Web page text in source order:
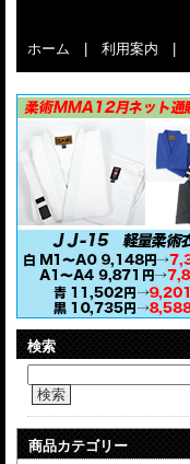
ホーム 利用案内
検索
検索
商品カテゴリー